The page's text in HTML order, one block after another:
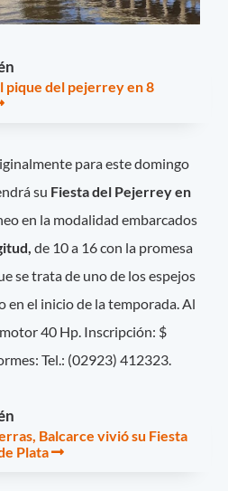
pique del pejerrey en 8
para este domingo
su Fiesta del Pejerrey en
en la modalidad embarcados
de 10 a 16 con la promesa
se trata de uno de los espejos
en el inicio de la temporada. Al
40 Hp. Inscripción: $
Tel.: (02923) 412323.
Balcarce vivió su Fiesta
Plata